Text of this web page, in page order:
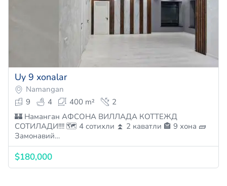
Uy 9 xonalar
Namangan
9
4 400 m²
2
🏰 Наманган АФСОНА ВИЛЛАДА КОТТЕЖД
СОТИЛАДИ!!!! 🗺 4 сотихли ⏫️ 2 каватли 🏤 9 хона 🧱
Замонавий…
$180,000